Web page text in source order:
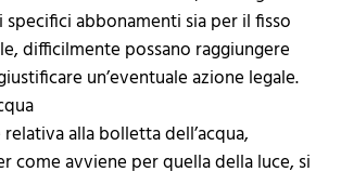
specifici abbonamenti sia per il fisso
difficilmente possano raggiungere
un’eventuale azione legale.
alla bolletta dell’acqua,
come avviene per quella della luce, si